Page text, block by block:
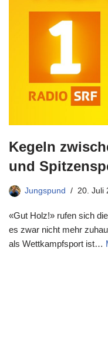
Kegeln
und
Jungspund 20. Juli
«Gut Holz!» rufen sich
es zwar nicht mehr
als Wettkampfsport ist…